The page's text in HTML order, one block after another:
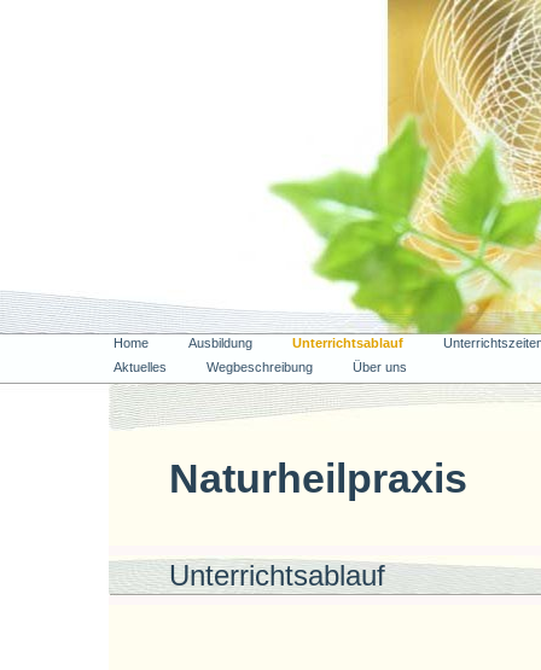
Home Ausbildung Unterrichtsablauf
Aktuelles
Wegbeschreibung Über uns
Naturheilpraxis
Unterrichtsablauf